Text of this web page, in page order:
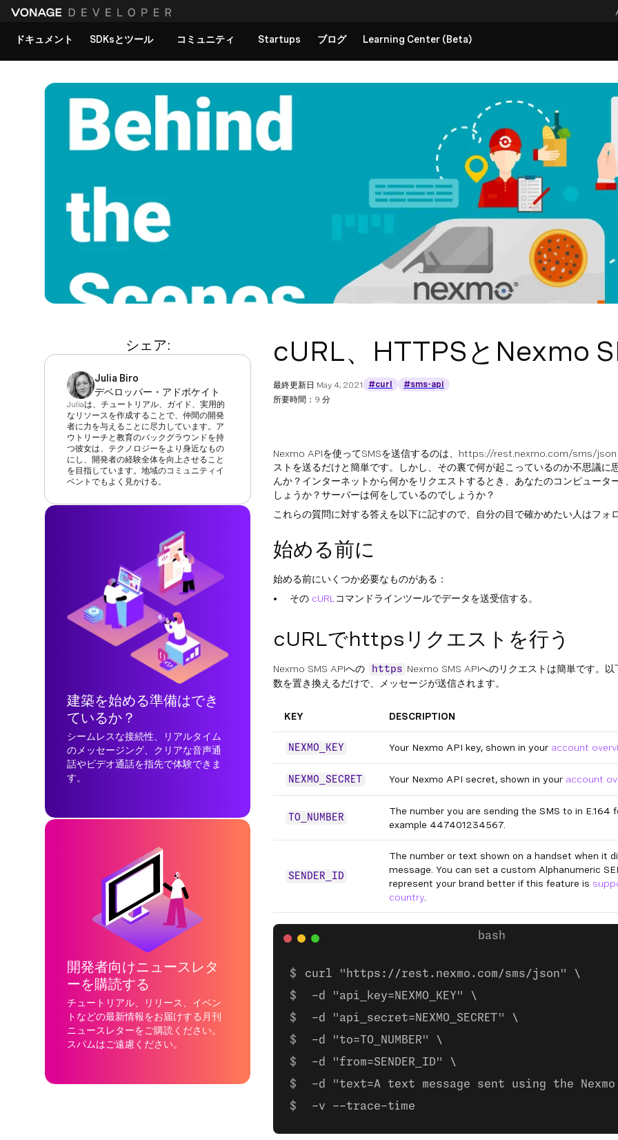
ドキュメント
SDKsとツール コミュニティ Startups ブログ Learning Center (Beta)
シェア:
Julia Biro
デベロッパー・アドボケイト
Juliaは、チュートリアル、ガイド、実用的
なリソースを作成することで、仲間の開発
者に力を与えることに尽力しています。ア
ウトリーチと教育のバックグラウンドを持
つ彼女は、テクノロジーをより身近なもの
にし、開発者の経験全体を向上させること
を目指しています。地域のコミュニティイ
ベントでもよく見かける。
建築を始める準備はでき
ているか？
シームレスな接続性、リアルタイム
のメッセージング、クリアな音声通
話やビデオ通話を指先で体験できま
す。
開発者向けニュースレタ
ーを購読する
チュートリアル、リリース、イベン
トなどの最新情報をお届けする月刊
ニュースレターをご購読ください。
スパムはご遠慮ください。
cURL、HTTPSとNexmo
最終更新日 May 4, 2021 #curl
#sms-api
所要時間：9 分
Nexmo APIを使ってSMSを送信するのは、https://rest.nexmo.com/sms/json
ストを送るだけと簡単です。しかし、その裏で何が起こっているのか不思議に
んか？インターネットから何かをリクエストするとき、あなたのコンピュータ
しょうか？サーバーは何をしているのでしょうか？
これらの質問に対する答えを以下に記すので、自分の目で確かめたい人はフォ
始める前に
始める前にいくつか必要なものがある：
その cURL コマンドラインツールでデータを送受信する。
cURLでhttpsリクエストを行う
Nexmo SMS APIへの https Nexmo SMS APIへのリクエストは簡単です。
数を置き換えるだけで、メッセージが送信されます。
KEY DESCRIPTION
NEXMO_KEY Your Nexmo API key, shown in your account
NEXMO_SECRET Your Nexmo API secret, shown in your account
TO_NUMBER
The number you are sending the SMS to in E.164
example 447401234567.
SENDER_ID
The number or text shown on a handset when it
message. You can set a custom Alphanumeric
represent your brand better if this feature is
country
curl "https://rest.nexmo.com/sms/json" \
-d "api_key=NEXMO_KEY" \
-d "api_secret=NEXMO_SECRET" \
-d "to=TO_NUMBER" \
-d "from=SENDER_ID" \
-d "text=A text message sent using the Nexmo
-v --trace-time